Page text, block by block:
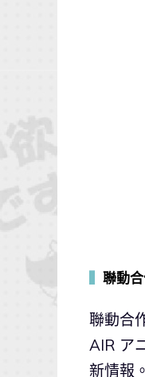
聯動
聯動合
AIR ア
新情報。